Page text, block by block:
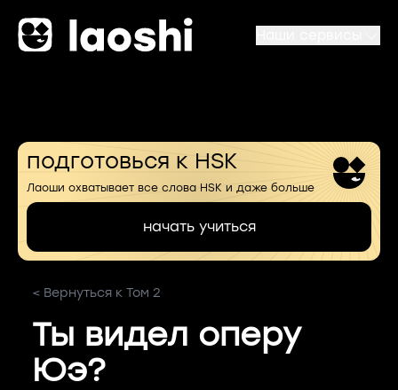
подготовься к HSK
Лаоши охватывает все слова HSK и даже больше
начать учиться
< Вернуться к Том 2
Ты видел оперу
Юэ?